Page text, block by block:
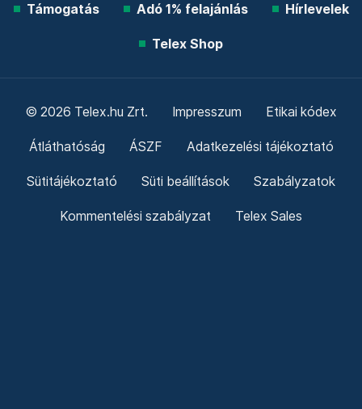
Támogatás Adó 1% felajánlás Hírlevelek
Telex Shop
© 2026 Telex.hu Zrt. Impresszum Etikai kódex
Átláthatóság ÁSZF Adatkezelési tájékoztató
Sütitájékoztató Süti beállítások Szabályzatok
Kommentelési szabályzat Telex Sales